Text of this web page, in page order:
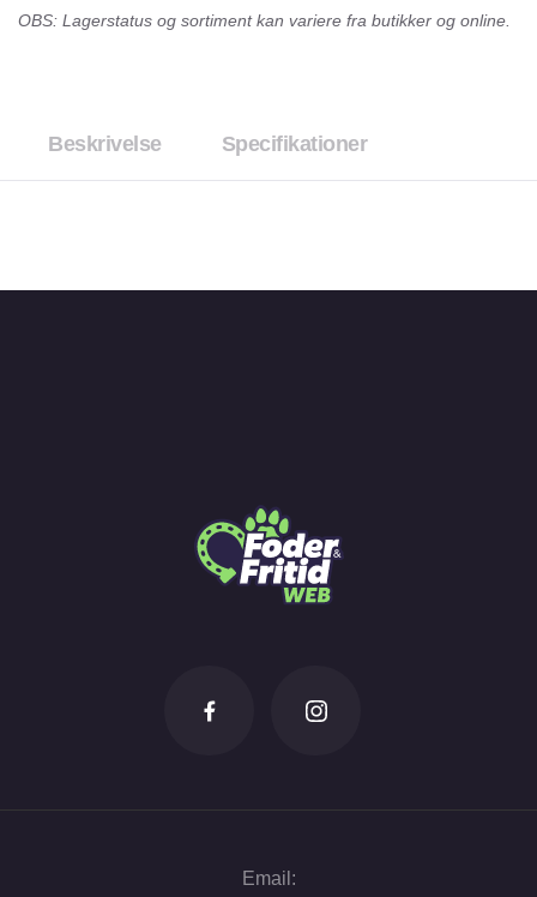
OBS: Lagerstatus og sortiment kan variere fra butikker og online.
Beskrivelse Specifikationer
Email: